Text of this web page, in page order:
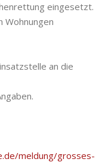
eingesetzt.
Wohnungen
an die
meldung/grosses-